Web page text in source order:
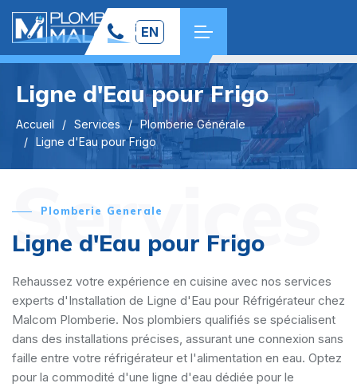
EN
Ligne d'Eau pour Frigo
Accueil Services
Plomberie Générale
Ligne d'Eau pour Frigo
Services
Plomberie Generale
Ligne d'Eau pour Frigo
Rehaussez votre expérience en cuisine avec nos services
experts d'Installation de Ligne d'Eau pour Réfrigérateur chez
Malcom Plomberie. Nos plombiers qualifiés se spécialisent
dans des installations précises, assurant une connexion sans
faille entre votre réfrigérateur et l'alimentation en eau. Optez
pour la commodité d'une ligne d'eau dédiée pour le